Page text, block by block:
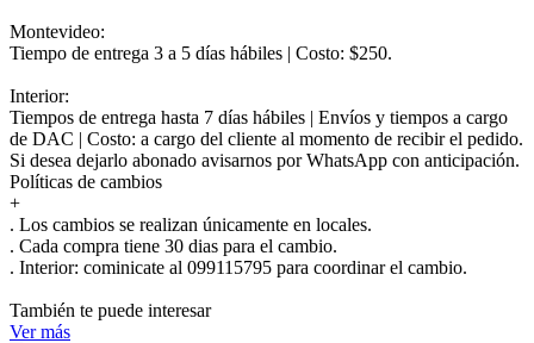
Montevideo:
Tiempo de entrega 3 a 5 días hábiles | Costo: $250.
Interior:
Tiempos de entrega hasta 7 días hábiles | Envíos y tiempos a cargo
de DAC | Costo: a cargo del cliente al momento de recibir el pedido.
Si desea dejarlo abonado avisarnos por WhatsApp con anticipación.
Políticas de cambios
+
. Los cambios se realizan únicamente en locales.
. Cada compra tiene 30 dias para el cambio.
. Interior: cominicate al 099115795 para coordinar el cambio.
También te puede interesar
Ver más